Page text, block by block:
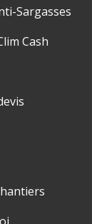
Sargasses
Cash